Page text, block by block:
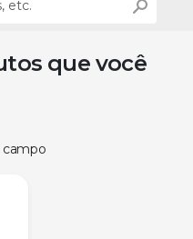
que você
campo